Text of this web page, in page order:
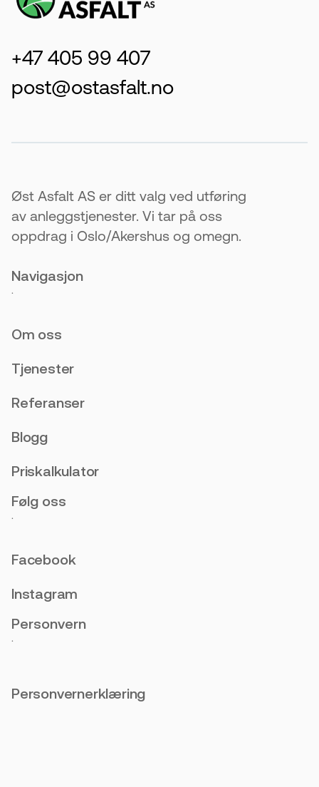
+47 405 99 407
post@ostasfalt.no
Øst Asfalt AS er ditt valg ved utføring
av anleggstjenester. Vi tar på oss
oppdrag i Oslo/Akershus og omegn.
Navigasjon
.
Om oss
Tjenester
Referanser
Blogg
Priskalkulator
Følg oss
.
Facebook
Instagram
Personvern
.
Personvernerklæring